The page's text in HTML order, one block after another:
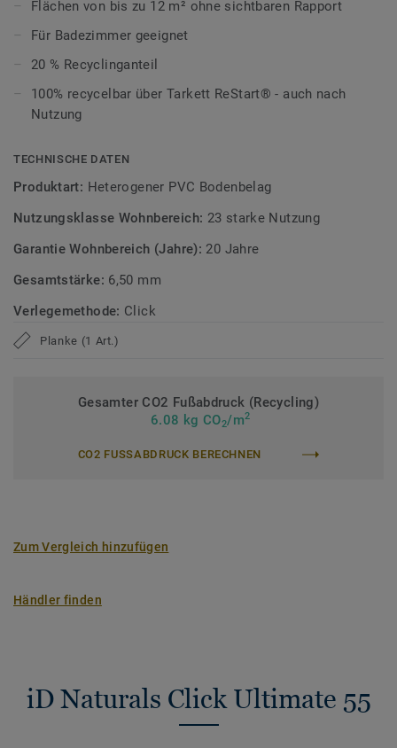
schnell und unkompliziert per Klicksystem verlegen. Kleine
Unebenheiten im Untergrund werden ausgeglichen, wodurch
sich der Boden besonders für Renovierungen eignet.
Ultramatte Oberfläche für den Alltag
Die Tektanium-Oberfläche sorgt für eine authentische,
Flecken und Abrieb – ideal für stark genutzte Wohnräume.
Hergestellt in Europa mit 20 % Recyclinganteil und zu 100%
recycelbar. Zudem ist der Bodenbelag phthalatfrei und
weist sehr niedrige VOC-Emissionen auf, geprüft nach
anerkannten Standards.
iD Naturals Click Ultimate ist auch mit 0,70 mm
>> Erfahren Sie mehr über Tarkett Klick Vinyl.
Flächen von bis zu 12 m² ohne sichtbaren Rapport
Für Badezimmer geeignet
20 % Recyclinganteil
100% recycelbar über Tarkett ReStart® - auch nach
Nutzung
TECHNISCHE DATEN
Produktart: Heterogener PVC Bodenbelag
Nutzungsklasse Wohnbereich: 23 starke Nutzung
Garantie Wohnbereich (Jahre): 20 Jahre
Gesamtstärke: 6,50 mm
Verlegemethode: Click
Planke (1 Art.)
Gesamter CO2 Fußabdruck (Recycling)
6.08 kg CO2/m2
CO2 FUSSABDRUCK BERECHNEN
Zum Vergleich hinzufügen
Händler finden
iD Naturals Click Ultimate 55